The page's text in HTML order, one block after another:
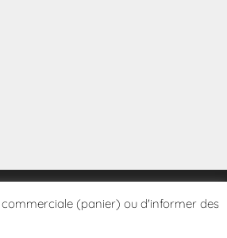
commerciale (panier) ou d'informer des